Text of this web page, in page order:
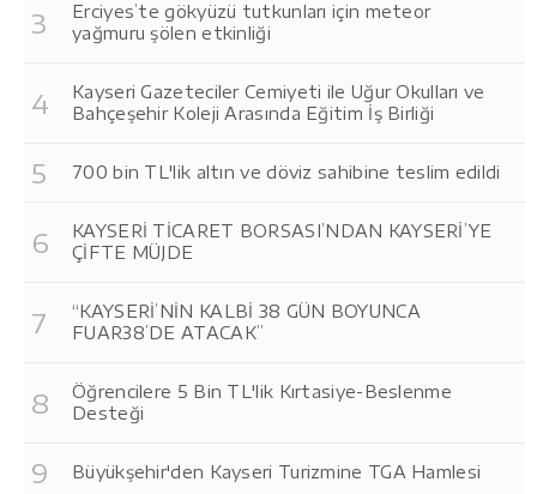
Erciyes’te gökyüzü tutkunları için meteor
yağmuru şölen etkinliği
Kayseri Gazeteciler Cemiyeti ile Uğur Okulları ve
Bahçeşehir Koleji Arasında Eğitim İş Birliği
700 bin TL'lik altın ve döviz sahibine teslim edildi
KAYSERİ TİCARET BORSASI’NDAN KAYSERİ’YE
ÇİFTE MÜJDE
“KAYSERİ’NİN KALBİ 38 GÜN BOYUNCA
FUAR38’DE ATACAK”
Öğrencilere 5 Bin TL'lik Kırtasiye-Beslenme
Desteği
Büyükşehir'den Kayseri Turizmine TGA Hamlesi